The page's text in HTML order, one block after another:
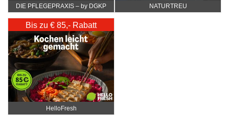
DIE PFLEGEPRAXIS – by DGKP
NATURTREU
Bis zu € 85,- Rabatt
HelloFresh